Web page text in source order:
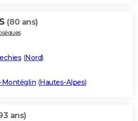
(80 ans)
(Nord)
Montéglin (Hautes-Alpes)
ans)